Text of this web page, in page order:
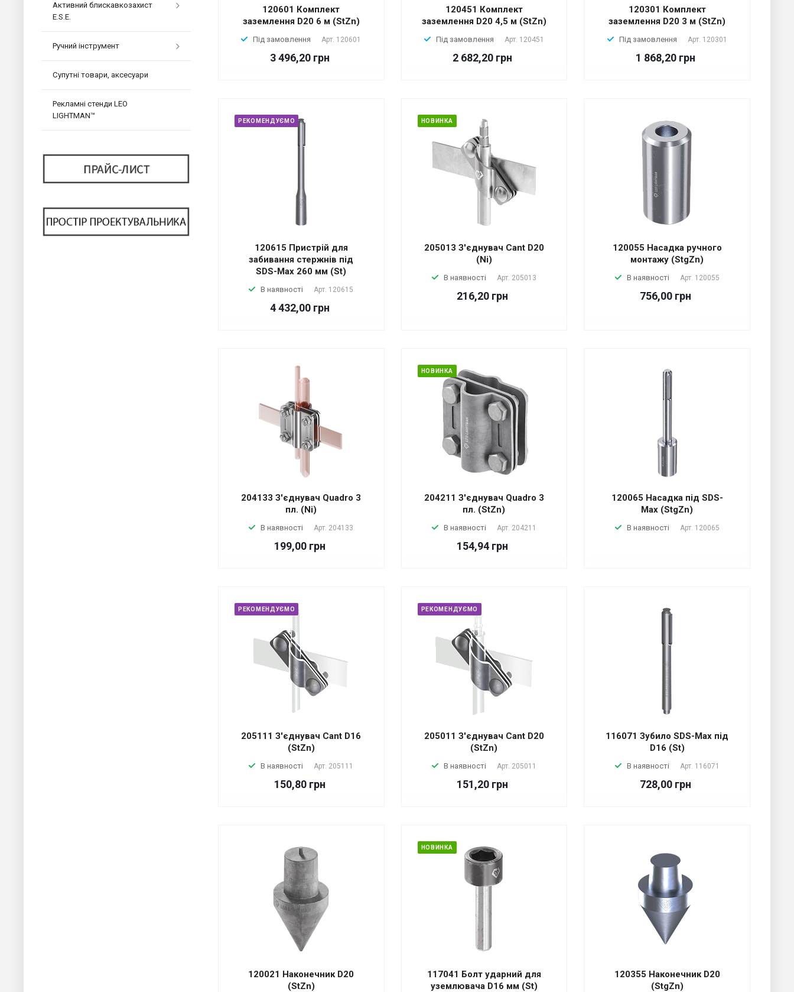
Активний блискавкозахист
E.S.E.
Ручний інструмент
Супутні товари, аксесуари
Рекламні стенди LEO
LIGHTMAN™
120601 Комплект
заземлення D20 6 м (StZn)
Під замовлення Арт. 120601
3 496,20 грн
120451 Комплект
заземлення D20 4,5 м (StZn)
Під замовлення Арт. 120451
2 682,20 грн
120301 Комплект
заземлення D20 3 м (StZn)
Під замовлення Арт. 120301
1 868,20 грн
РЕКОМЕНДУЄМО
120615 Пристрій для
забивання стержнів під
SDS-Max 260 мм (St)
В наявності Арт. 120615
4 432,00 грн
НОВИНКА
205013 З'єднувач Cant D20
(Ni)
В наявності Арт. 205013
216,20 грн
120055 Насадка ручного
монтажу (StgZn)
В наявності Арт. 120055
756,00 грн
204133 З'єднувач Quadro 3
пл. (Nі)
В наявності Арт. 204133
199,00 грн
НОВИНКА
204211 З'єднувач Quadro 3
пл. (StZn)
В наявності Арт. 204211
154,94 грн
120065 Насадка під SDS-
Max (StgZn)
В наявності Арт. 120065
РЕКОМЕНДУЄМО
205111 З'єднувач Cant D16
(StZn)
В наявності Арт. 205111
150,80 грн
РЕКОМЕНДУЄМО
205011 З'єднувач Cant D20
(StZn)
В наявності Арт. 205011
151,20 грн
116071 Зубило SDS-Max під
D16 (St)
В наявності Арт. 116071
728,00 грн
120021 Наконечник D20
(StZn)
НОВИНКА
117041 Болт ударний для
уземлювача D16 мм (St)
120355 Наконечник D20
(StgZn)